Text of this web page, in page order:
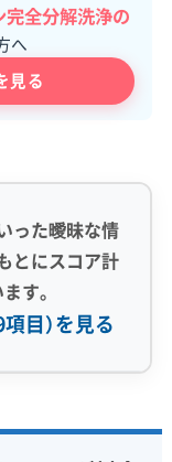
完全分解洗浄の
へ
見る
った曖昧な情
とにスコア計
す。
目）を見る